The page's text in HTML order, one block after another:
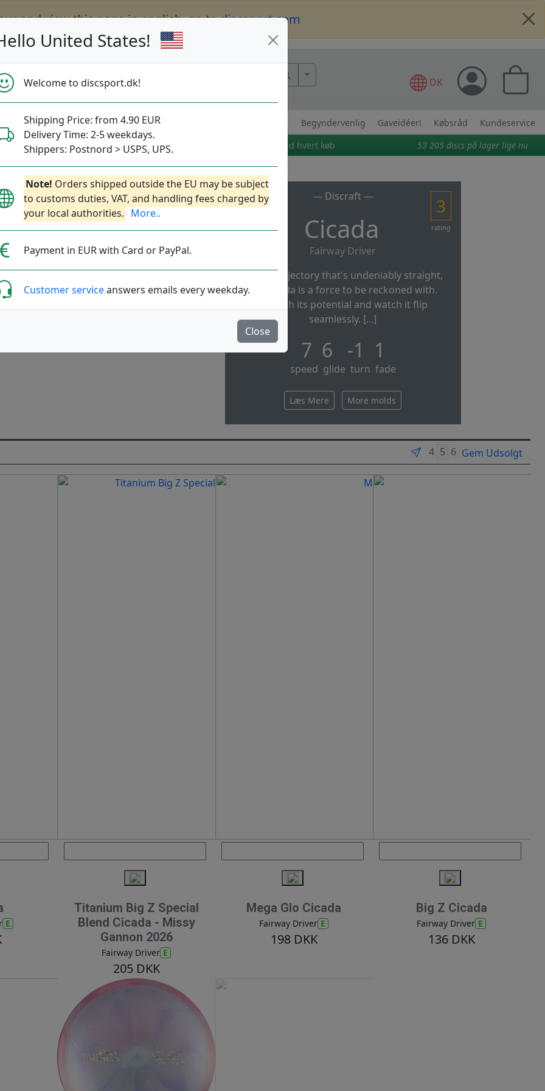
United States!
Welcome to discsport.dk!
Shipping Price: from 4.90 EUR
Delivery Time: 2-5 weekdays.
Shippers: Postnord > USPS, UPS.
Note! Orders shipped outside the EU may be subject
to customs duties, VAT, and handling fees charged by
your local authorities. More..
Payment in EUR with Card or PayPal.
Customer serviceanswers emails every weekday.
Close
and view this page in english, go todiscsport.com
More Search.. DK
Nyheder Opfyldt Kampagner Begyndervenlig Gaveidéer! Købsråd
Kundeservice
Hurtig forsendelse Gratis fragt over 649 dkk Bonuspoint ved hvert køb 53 205 discs på lager lige nu
67 3
rating
— Discraft —
Cicada
Fairway Driver
With a trajectory that's undeniably straight,
the cicada is a force to be reckoned with.
unleash its potential and watch it flip
seamlessly. [...]
7 6 -1 1
speed glide turn fade
Læs Mere More molds
Gem Udsolgt
E
Titanium Big Z Special
Blend Cicada - Missy
Gannon 2026
Fairway Driver E
205 DKK
Mega Glo Cicada
Fairway Driver E
198 DKK
Big Z Cicada
Fairway Driver E
136 DKK